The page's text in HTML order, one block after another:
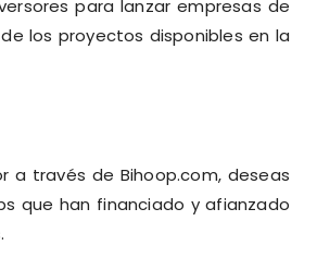
para lanzar empresas de
los proyectos disponibles en la
través de Bihoop.com, deseas
que han financiado y afianzado